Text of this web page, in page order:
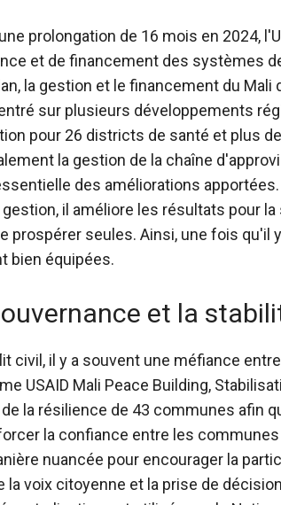
prolongation de 16 mois en 2024,
et de financement des systèmes
la gestion et le financement du
sur plusieurs développements
pour 26 districts de santé et plus
la gestion de la chaîne
des améliorations
il améliore les résultats pour
prospérer seules. Ainsi, une fois qu'il
bien équipées.
et la
civil, il y a souvent une méfiance
USAID Mali Peace Building,
la résilience de 43 communes afin
la confiance entre les
nuancée pour encourager la
la voix citoyenne et la prise de